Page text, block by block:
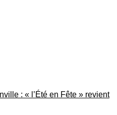
: « l’Été en Fête » revient